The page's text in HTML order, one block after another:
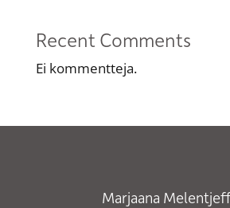
Recent Comments
Ei kommentteja.
Marjaana